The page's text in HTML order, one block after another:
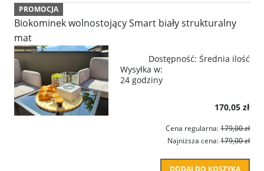
Biokominek wolnostojący Smart biały strukturalny
mat
Dostępność: Średnia ilość
Wysyłka w:
24 godziny
170,05 zł
Cena regularna:179,00 zł
Najniższa cena:179,00 zł
DODAJ DO KOSZYKA
PROMOCJA